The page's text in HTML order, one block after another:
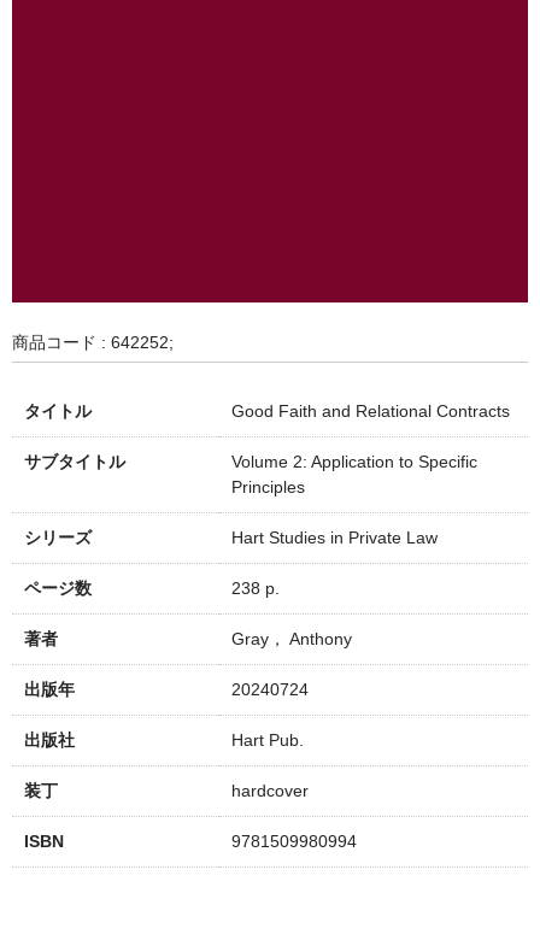
商品コード : 642252;
タイトル Good Faith and Relational Contracts
サブタイトル
Volume 2: Application to Specific
Principles
シリーズ Hart Studies in Private Law
ページ数 238 p.
著者 Gray， Anthony
出版年 20240724
出版社 Hart Pub.
装丁 hardcover
ISBN 9781509980994